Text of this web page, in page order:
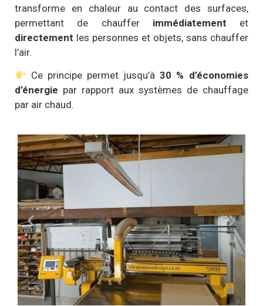
transforme en chaleur au contact des surfaces,
permettant de chauffer immédiatement et
directement les personnes et objets, sans chauffer
l’air.
Ce principe permet jusqu’à30 % d’économies
d’énergie par rapport aux systèmes de chauffage
par air chaud.